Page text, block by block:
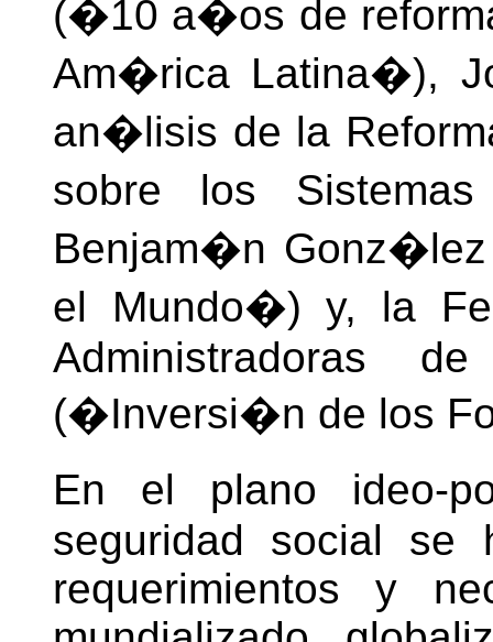
(�10 a�os de
Am�rica Latina�),
an�lisis de la
sobre los
Benjam�n
el Mundo�) y, la
Administradoras
(�Inversi�n de los
En el plano ideo-
seguridad social se
requerimientos y